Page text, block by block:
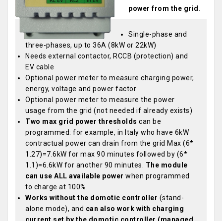
power from the grid
Single-phase and
three-phases, up to 36A (8kW or 22kW)
Needs external contactor, RCCB (protection) and
EV cable
Optional power meter to measure charging power,
energy, voltage and power factor
Optional power meter to measure the power
usage from the grid (not needed if already exists)
Two max grid power thresholds can be
programmed: for example, in Italy who have 6kW
contractual power can drain from the grid Max (6*
1.27)=7.6kW for max 90 minutes followed by (6*
1.1)=6.6kW for another 90 minutes. The module
can use ALL available power when programmed
to charge at 100%.
Works without the domotic controller (stand-
alone mode), and can also work with charging